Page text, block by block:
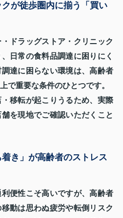
が徒歩圏内に揃う「買い
ドラッグストア・クリニック
日常の食料品調達に困りにく
達に困らない環境は、高齢者
で重要な条件のひとつです。
移転が起こりうるため、実際
を現地でご確認いただくこと
着き」が高齢者のストレス
便性こそ高いですが、高齢者
動は思わぬ疲労や転倒リスク